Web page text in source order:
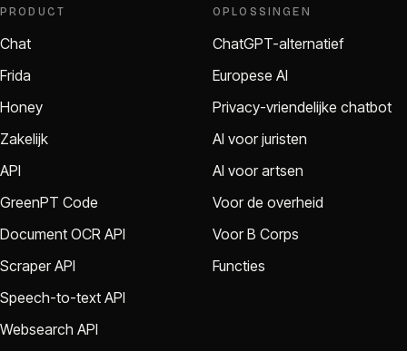
PRODUCT
Chat
Frida
Honey
Zakelijk
API
GreenPT Code
Document OCR API
Scraper API
Speech-to-text API
Websearch API
OPLOSSINGEN
ChatGPT-alternatief
Europese AI
Privacy-vriendelijke chatbot
AI voor juristen
AI voor artsen
Voor de overheid
Voor B Corps
Functies